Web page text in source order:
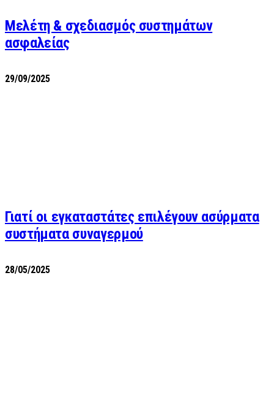
Μελέτη & σχεδιασμός συστημάτων
ασφαλείας
29/09/2025
Γιατί οι εγκαταστάτες επιλέγουν ασύρματα
συστήματα συναγερμού
28/05/2025